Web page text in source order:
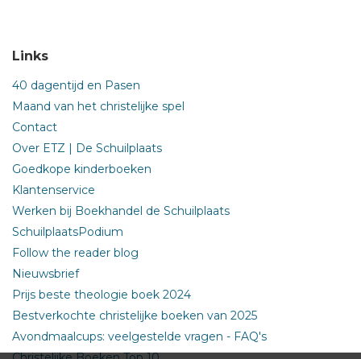
Links
40 dagentijd en Pasen
Maand van het christelijke spel
Contact
Over ETZ | De Schuilplaats
Goedkope kinderboeken
Klantenservice
Werken bij Boekhandel de Schuilplaats
SchuilplaatsPodium
Follow the reader blog
Nieuwsbrief
Prijs beste theologie boek 2024
Bestverkochte christelijke boeken van 2025
Avondmaalcups: veelgestelde vragen - FAQ's